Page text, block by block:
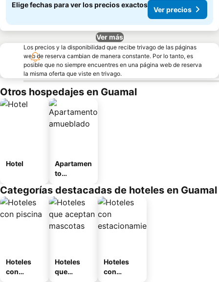
Elige fechas para ver los precios exactos
Ver precios
Ver más
Los precios y la disponibilidad que recibe trivago de las páginas
web de reserva cambian de manera constante. Por lo tanto, es
posible que no siempre encuentres en una página web de reserva
la misma oferta que viste en trivago.
Otros hospedajes en Guamal
Hotel
Apartamen
to
o
Categorías destacadas de hoteles en Guamal
Hoteles
con
Hoteles
que
Hoteles
con